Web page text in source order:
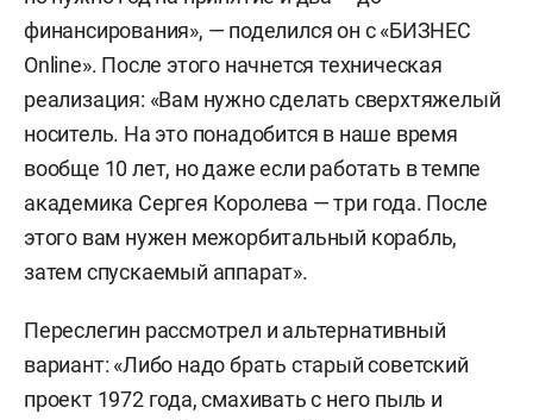
финансирования», — поделился он с «БИЗНЕС
Online». После этого начнется техническая
реализация: «Вам нужно сделать сверхтяжелый
носитель. На это понадобится в наше время
вообще 10 лет, но даже если работать в темпе
академика Сергея Королева — три года. После
этого вам нужен межорбитальный корабль,
затем спускаемый аппарат».
Переслегин рассмотрел и альтернативный
вариант: «Либо надо брать старый советский
проект 1972 года, смахивать с него пыль и